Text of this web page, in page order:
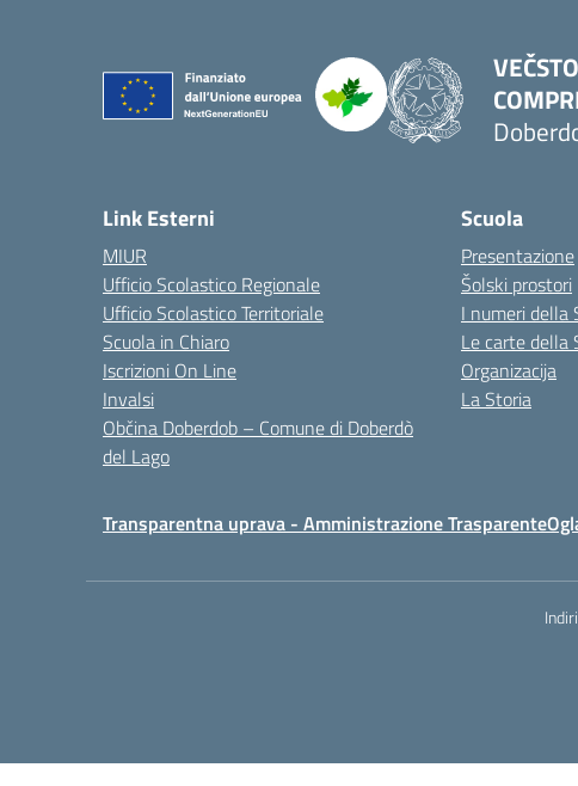
Link Esterni
MIUR
Ufficio Scolastico Regionale
Ufficio Scolastico Territoriale
Scuola in Chiaro
Iscrizioni On Line
Invalsi
Občina Doberdob – Comune di Doberdò
del Lago
Scuola
Presentazione
Šolski prostori
I numeri della
Le carte della
Organizacija
La Storia
Transparentna uprava - Amministrazione Trasparente